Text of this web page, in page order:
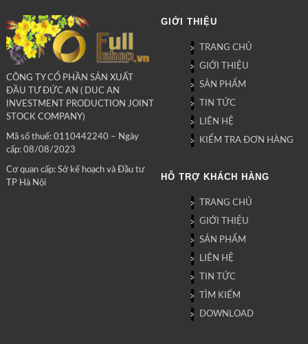
CÔNG TY CỔ PHẦN SẢN XUẤT
ĐẦU TƯ ĐỨC AN ( DUC AN
INVESTMENT PRODUCTION JOINT
STOCK COMPANY)
Mã số thuế: 0110442240 – Ngày
cấp: 08/08/2023
Cơ quan cấp: Sở kế hoạch và Đầu tư
TP Hà Nội
GIỚI THIỆU
TRANG CHỦ
GIỚI THIỆU
SẢN PHẨM
TIN TỨC
LIÊN HỆ
KIỂM TRA ĐƠN HÀNG
HỖ TRỢ KHÁCH HÀNG
TRANG CHỦ
GIỚI THIỆU
SẢN PHẨM
LIÊN HỆ
TIN TỨC
TÌM KIẾM
DOWNLOAD